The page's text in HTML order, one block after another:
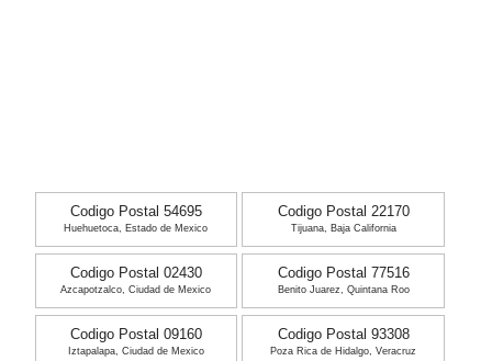
Codigo Postal 54695
Huehuetoca, Estado de Mexico
Codigo Postal 22170
Tijuana, Baja California
Codigo Postal 02430
Azcapotzalco, Ciudad de Mexico
Codigo Postal 77516
Benito Juarez, Quintana Roo
Codigo Postal 09160
Iztapalapa, Ciudad de Mexico
Codigo Postal 93308
Poza Rica de Hidalgo, Veracruz